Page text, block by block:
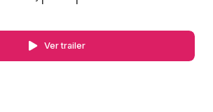
Ver trailer